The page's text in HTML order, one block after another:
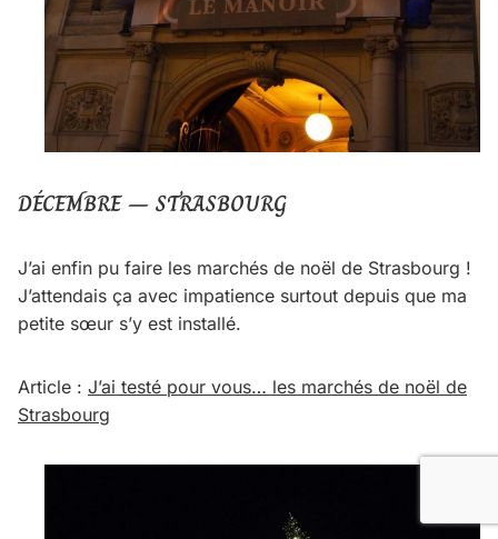
DÉCEMBRE – STRASBOURG
J’ai enfin pu faire les marchés de noël de Strasbourg !
J’attendais ça avec impatience surtout depuis que ma
petite sœur s’y est installé.
Article : J’ai testé pour vous… les marchés de noël de
Strasbourg